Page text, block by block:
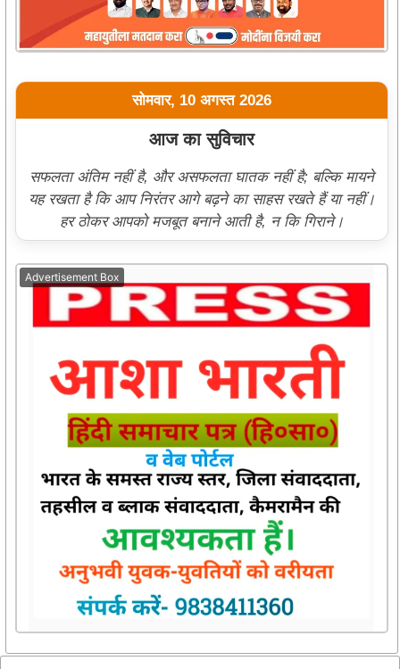
सोमवार, 10 अगस्त 2026
आज का सुविचार
सफलता अंतिम नहीं है, और असफलता घातक नहीं है; बल्कि मायने
यह रखता है कि आप निरंतर आगे बढ़ने का साहस रखते हैं या नहीं।
हर ठोकर आपको मजबूत बनाने आती है, न कि गिराने।
Advertisement Box